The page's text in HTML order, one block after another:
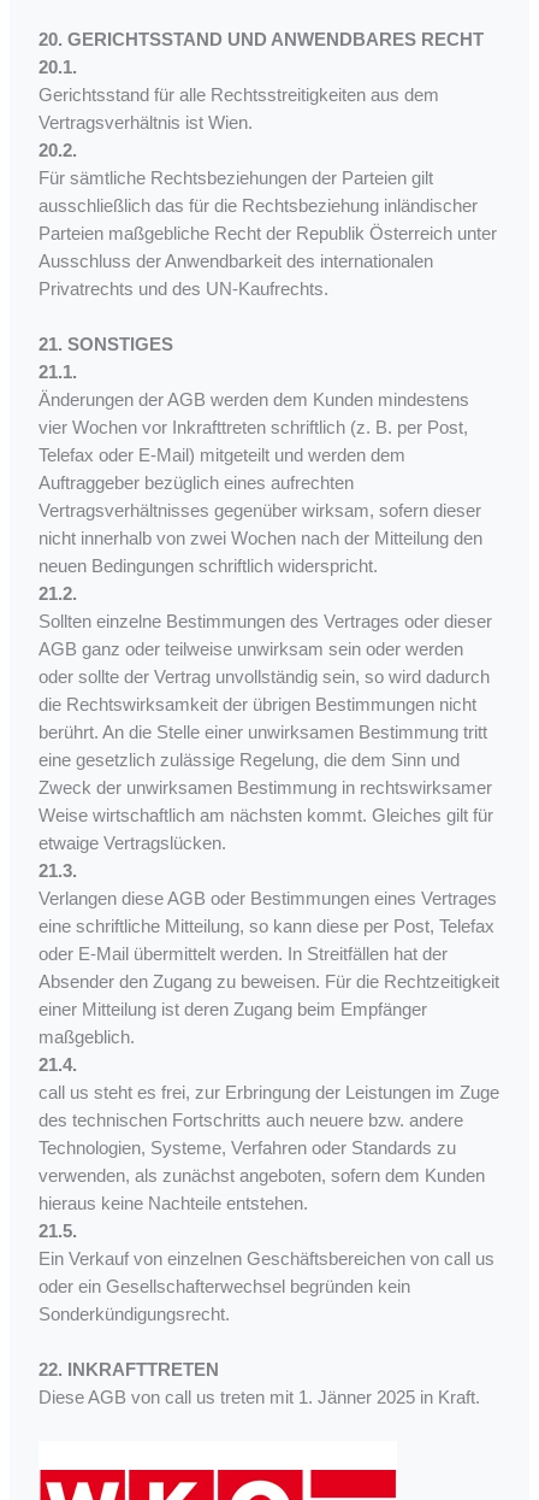
20. GERICHTSSTAND UND ANWENDBARES RECHT
20.1.
Gerichtsstand für alle Rechtsstreitigkeiten aus dem
Vertragsverhältnis ist Wien.
20.2.
Für sämtliche Rechtsbeziehungen der Parteien gilt
ausschließlich das für die Rechtsbeziehung inländischer
Parteien maßgebliche Recht der Republik Österreich unter
Ausschluss der Anwendbarkeit des internationalen
Privatrechts und des UN-Kaufrechts.
21. SONSTIGES
21.1.
Änderungen der AGB werden dem Kunden mindestens
vier Wochen vor Inkrafttreten schriftlich (z. B. per Post,
Telefax oder E-Mail) mitgeteilt und werden dem
Auftraggeber bezüglich eines aufrechten
Vertragsverhältnisses gegenüber wirksam, sofern dieser
nicht innerhalb von zwei Wochen nach der Mitteilung den
neuen Bedingungen schriftlich widerspricht.
21.2.
Sollten einzelne Bestimmungen des Vertrages oder dieser
AGB ganz oder teilweise unwirksam sein oder werden
oder sollte der Vertrag unvollständig sein, so wird dadurch
die Rechtswirksamkeit der übrigen Bestimmungen nicht
berührt. An die Stelle einer unwirksamen Bestimmung tritt
eine gesetzlich zulässige Regelung, die dem Sinn und
Zweck der unwirksamen Bestimmung in rechtswirksamer
Weise wirtschaftlich am nächsten kommt. Gleiches gilt für
etwaige Vertragslücken.
21.3.
Verlangen diese AGB oder Bestimmungen eines Vertrages
eine schriftliche Mitteilung, so kann diese per Post, Telefax
oder E-Mail übermittelt werden. In Streitfällen hat der
Absender den Zugang zu beweisen. Für die Rechtzeitigkeit
einer Mitteilung ist deren Zugang beim Empfänger
maßgeblich.
21.4.
call us steht es frei, zur Erbringung der Leistungen im Zuge
des technischen Fortschritts auch neuere bzw. andere
Technologien, Systeme, Verfahren oder Standards zu
verwenden, als zunächst angeboten, sofern dem Kunden
hieraus keine Nachteile entstehen.
21.5.
Ein Verkauf von einzelnen Geschäftsbereichen von call us
oder ein Gesellschafterwechsel begründen kein
Sonderkündigungsrecht.
22. INKRAFTTRETEN
Diese AGB von call us treten mit 1. Jänner 2025 in Kraft.